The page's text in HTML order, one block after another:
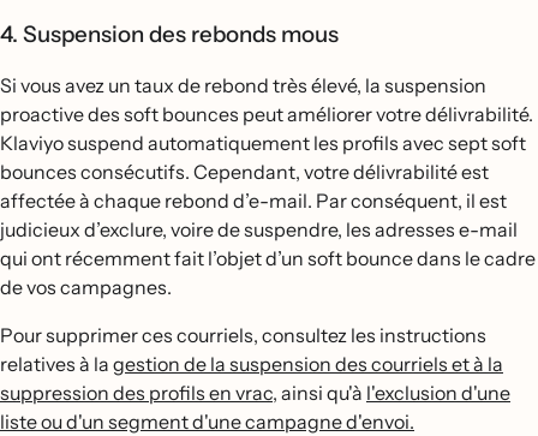
4. Suspension des rebonds mous
Si vous avez un taux de rebond très élevé, la suspension
proactive des soft bounces peut améliorer votre délivrabilité.
Klaviyo suspend automatiquement les profils avec sept soft
bounces consécutifs. Cependant, votre délivrabilité est
affectée à chaque rebond d’e-mail. Par conséquent, il est
judicieux d’exclure, voire de suspendre, les adresses e-mail
qui ont récemment fait l’objet d’un soft bounce dans le cadre
de vos campagnes.
Pour supprimer ces courriels, consultez les instructions
relatives à la gestion de la suspension des courriels et à la
suppression des profils en vrac, ainsi qu'à l'exclusion d'une
liste ou d'un segment d'une campagne d'envoi.